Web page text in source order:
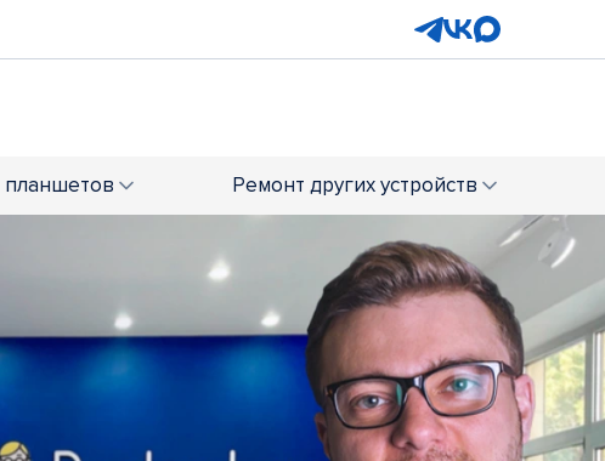
планшетов Ремонт других устройств